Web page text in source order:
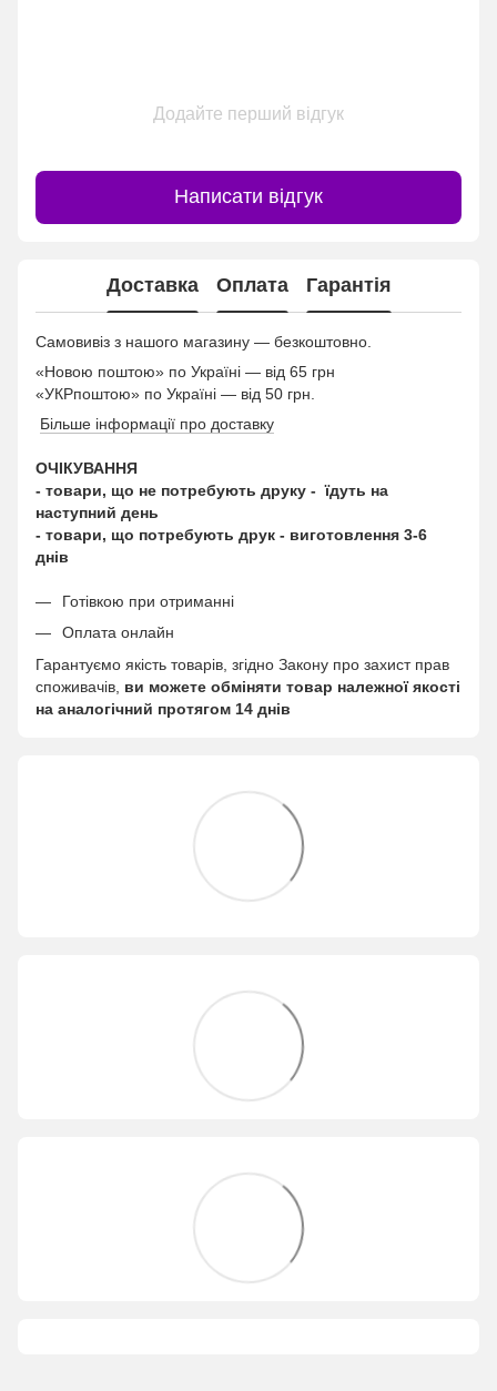
Додайте перший відгук
Написати відгук
Доставка Оплата Гарантія
Самовивіз з нашого магазину — безкоштовно.
«Новою поштою» по Україні — від 65 грн
«УКРпоштою» по Україні — від 50 грн.
Більше інформації про доставку
ОЧІКУВАННЯ
- товари, що не потребують друку - їдуть на
наступний день
- товари, що потребують друк - виготовлення 3-6
днів
Готівкою при отриманні
Оплата онлайн
Гарантуємо якість товарів, згідно Закону про захист прав
споживачів, ви можете обміняти товар належної якості
на аналогічний протягом 14 днів